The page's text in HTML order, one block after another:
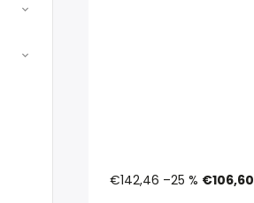
€142,46 –25 % €106,60